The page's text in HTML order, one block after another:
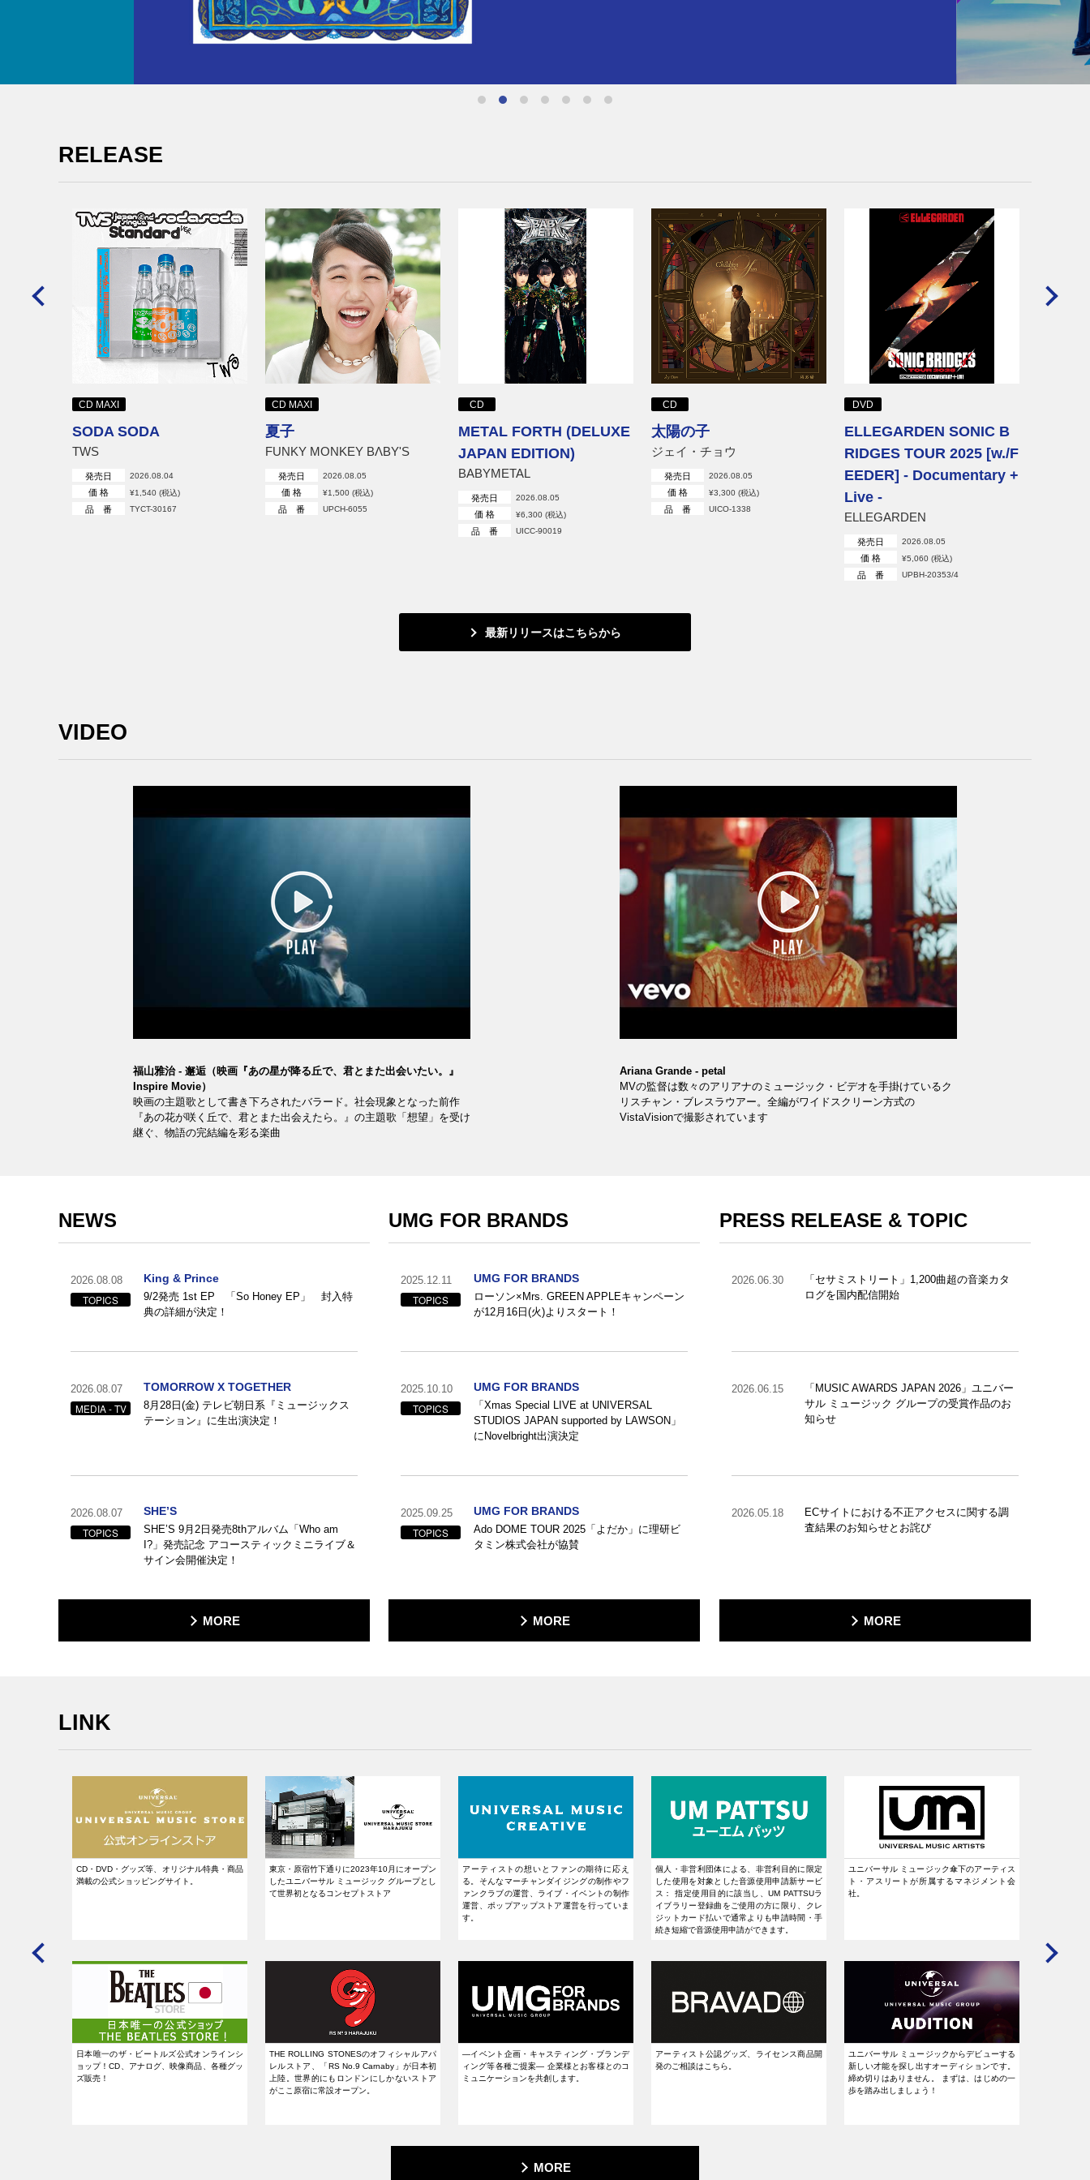
RELEASE
CD MAXI
SODA SODA
TWS
発売日 2026.08.04
価 格 ¥1,540 (税込)
品 番 TYCT-30167
CD MAXI
夏子
FUNKY MONKEY BΛBY'S
発売日 2026.08.05
価 格 ¥1,500 (税込)
品 番 UPCH-6055
CD
METAL FORTH (DELUXE
JAPAN EDITION)
BABYMETAL
発売日 2026.08.05
価 格 ¥6,300 (税込)
品 番 UICC-90019
CD
太陽の子
ジェイ・チョウ
発売日 2026.08.05
価 格 ¥3,300 (税込)
品 番 UICO-1338
DVD
ELLEGARDEN SONIC B
RIDGES TOUR 2025 [w./F
EEDER] - Documentary +
Live -
ELLEGARDEN
発売日 2026.08.05
価 格 ¥5,060 (税込)
品 番 UPBH-20353/4
消えな
timelesz
最新リリースはこちらから
VIDEO
福山雅治 - 邂逅（映画『あの星が降る丘で、君とまた出会いたい。』
Inspire Movie）
映画の主題歌として書き下ろされたバラード。社会現象となった前作
『あの花が咲く丘で、君とまた出会えたら。』の主題歌「想望」を受け
継ぐ、物語の完結編を彩る楽曲
Ariana Grande - petal
MVの監督は数々のアリアナのミュージック・ビデオを手掛けているク
リスチャン・ブレスラウアー。全編がワイドスクリーン方式の
VistaVisionで撮影されています
NEWS
2026.08.08
TOPICS
King & Prince
9/2発売 1st EP 「So Honey EP」 封入特
典の詳細が決定！
2026.08.07
MEDIA - TV
TOMORROW X TOGETHER
8月28日(金) テレビ朝日系『ミュージックス
テーション』に生出演決定！
2026.08.07
TOPICS
SHE’S
SHE’S 9月2日発売8thアルバム「Who am
I?」発売記念 アコースティックミニライブ＆
サイン会開催決定！
MORE
UMG FOR BRANDS
2025.12.11
TOPICS
UMG FOR BRANDS
ローソン×Mrs. GREEN APPLEキャンペーン
が12月16日(火)よりスタート！
2025.10.10
TOPICS
UMG FOR BRANDS
「Xmas Special LIVE at UNIVERSAL
STUDIOS JAPAN supported by LAWSON」
にNovelbright出演決定
2025.09.25
TOPICS
UMG FOR BRANDS
Ado DOME TOUR 2025「よだか」に理研ビ
タミン株式会社が協賛
MORE
PRESS RELEASE & TOPIC
2026.06.30
「セサミストリート」1,200曲超の音楽カタ
ログを国内配信開始
2026.06.15
「MUSIC AWARDS JAPAN 2026」ユニバー
サル ミュージック グループの受賞作品のお
知らせ
2026.05.18
ECサイトにおける不正アクセスに関する調
査結果のお知らせとお詫び
MORE
LINK
CD・DVD・グッズ等、オリジナル特典・商品
満載の公式ショッピングサイト。
日本唯一のザ・ビートルズ公式オンラインシ
ョップ！CD、アナログ、映像商品、各種グッ
ズ販売！
東京・原宿竹下通りに2023年10月にオープン
したユニバーサル ミュージック グループとし
て世界初となるコンセプトストア
THE ROLLING STONESのオフィシャルアパ
レルストア、「RS No.9 Carnaby」が日本初
上陸。世界的にもロンドンにしかないストア
がここ原宿に常設オープン。
アーティストの想いとファンの期待に応え
る。そんなマーチャンダイジングの制作やフ
ァンクラブの運営、ライブ・イベントの制作
運営、ポップアップストア運営を行っていま
す。
―イベント企画・キャスティング・ブランデ
ィング等各種ご提案― 企業様とお客様とのコ
ミュニケーションを共創します。
個人・非営利団体による、非営利目的に限定
した使用を対象とした音源使用申請新サービ
ス： 指定使用目的に該当し、UM PATTSUラ
イブラリー登録曲をご使用の方に限り、クレ
ジットカード払いで通常よりも申請時間・手
続き短縮で音源使用申請ができます。
アーティスト公認グッズ、ライセンス商品開
発のご相談はこちら。
ユニバーサル ミュージック傘下のアーティス
ト・アスリートが所属するマネジメント会
社。
ユニバーサル ミュージックからデビューする
新しい才能を探し出すオーディションです。
締め切りはありません。 まずは、はじめの一
歩を踏み出しましょう！
MORE